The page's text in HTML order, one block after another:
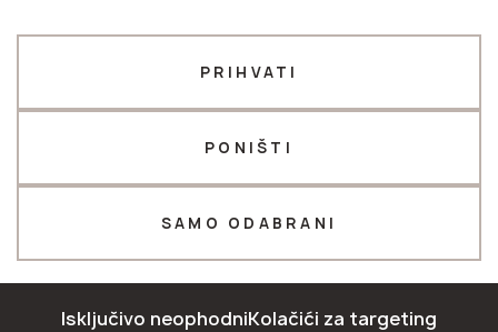
Proizvođač
Ime *
E-mail *
SAMO ODABRANI
PONIŠTI
PRIHVATI
Isključivo neophodniKolačići za targeting